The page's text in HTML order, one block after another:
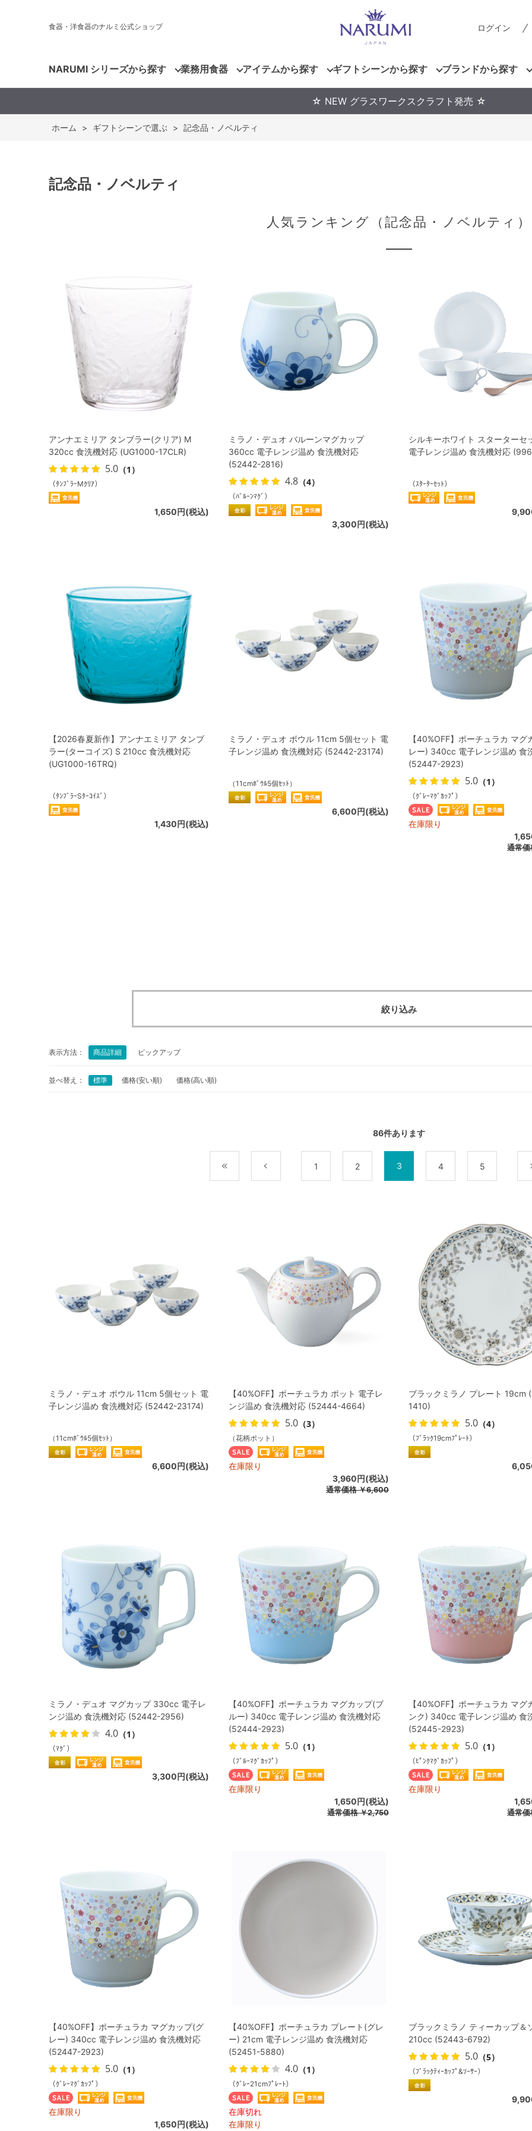
食器・洋食器のナルミ公式ショップ ログイン
NARUMI シリーズから探す 業務用食器 アイテムから探す ギフトシーンから探す ブランドから探す
☆ NEW グラスワークスクラフト発売 ☆
ホーム > ギフトシーンで選ぶ > 記念品・ノベルティ
記念品・ノベルティ
人気ランキング（記念品・ノベルティ）
アンナエミリア タンブラー(クリア) M
320cc 食洗機対応 (UG1000-17CLR)
5.0 （1）
（ﾀﾝﾌﾞﾗｰMｸﾘｱ）
1,650円(税込)
ミラノ・デュオ バルーンマグカップ
360cc 電子レンジ温め 食洗機対応
(52442-2816)
4.8 （4）
（ﾊﾞﾙｰﾝﾏｸﾞ）
3,300円(税込)
シルキーホワイト スターターセ
電子レンジ温め 食洗機対応
（ｽﾀｰﾀｰｾｯﾄ）
【2026春夏新作】アンナエミリア タンブ
ラー(ターコイズ) S 210cc 食洗機対応
(UG1000-16TRQ)
（ﾀﾝﾌﾞﾗｰSﾀｰｺｲｽﾞ）
1,430円(税込)
ミラノ・デュオ ボウル 11cm 5個セット 電
子レンジ温め 食洗機対応 (52442-23174)
（11cmﾎﾞｳﾙ5個ｾｯﾄ）
6,600円(税込)
【40%OFF】ポーチュラカ マグ
レー) 340cc 電子レンジ温め 食
(52447-2923)
5.0 （1）
（ｸﾞﾚｰﾏｸﾞｶｯﾌﾟ）
在庫限り
通常価
絞り込み
表示方法： 商品詳細 ピックアップ
並べ替え： 標準 価格(安い順) 価格(高い順)
86件あります
1 2 3 4 5
ミラノ・デュオ ボウル 11cm 5個セット 電
子レンジ温め 食洗機対応 (52442-23174)
（11cmﾎﾞｳﾙ5個ｾｯﾄ）
6,600円(税込)
【40%OFF】ポーチュラカ ポット 電子レ
ンジ温め 食洗機対応 (52444-4664)
5.0 （3）
（花柄ポット）
在庫限り
3,960円(税込)
通常価格￥6,600
ブラックミラノ プレート 19cm
1410)
5.0 （4）
（ﾌﾞﾗｯｸ19cmﾌﾟﾚｰﾄ）
ミラノ・デュオ マグカップ 330cc 電子レ
ンジ温め 食洗機対応 (52442-2956)
4.0 （1）
（ﾏｸﾞ）
3,300円(税込)
【40%OFF】ポーチュラカ マグカップ(ブ
ルー) 340cc 電子レンジ温め 食洗機対応
(52444-2923)
5.0 （1）
（ﾌﾞﾙｰﾏｸﾞｶｯﾌﾟ）
在庫限り
1,650円(税込)
通常価格￥2,750
【40%OFF】ポーチュラカ マグ
ンク) 340cc 電子レンジ温め 食
(52445-2923)
5.0 （1）
（ﾋﾟﾝｸﾏｸﾞｶｯﾌﾟ）
在庫限り
通常価
【40%OFF】ポーチュラカ マグカップ(グ
レー) 340cc 電子レンジ温め 食洗機対応
(52447-2923)
5.0 （1）
（ｸﾞﾚｰﾏｸﾞｶｯﾌﾟ）
在庫限り
1,650円(税込)
【40%OFF】ポーチュラカ プレート(グレ
ー) 21cm 電子レンジ温め 食洗機対応
(52451-5880)
4.0 （1）
（ｸﾞﾚｰ21cmﾌﾟﾚｰﾄ）
在庫切れ
在庫限り
ブラックミラノ ティーカップ＆
210cc (52443-6792)
5.0 （5）
（ﾌﾞﾗｯｸﾃｨｰｶｯﾌﾟ&ｿｰｻｰ）